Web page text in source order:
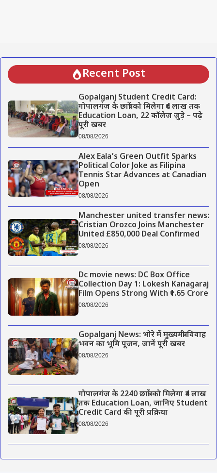
Recent Post
Gopalganj Student Credit Card:
गोपालगंज के छात्रों को मिलेगा ₹4 लाख तक
Education Loan, 22 कॉलेज जुड़े – पढ़े
पूरी खबर
08/08/2026
Alex Eala’s Green Outfit Sparks
Political Color Joke as Filipina
Tennis Star Advances at Canadian
Open
08/08/2026
Manchester united transfer news:
Cristian Orozco Joins Manchester
United £850,000 Deal Confirmed
08/08/2026
Dc movie news: DC Box Office
Collection Day 1: Lokesh Kanagaraj
Film Opens Strong With ₹1.65 Crore
08/08/2026
Gopalganj News: भोरे में मुख्यमंत्री विवाह
भवन का भूमि पूजन, जानें पूरी खबर
08/08/2026
गोपालगंज के 2240 छात्रों को मिलेगा ₹4 लाख
तक Education Loan, जानिए Student
Credit Card की पूरी प्रक्रिया
08/08/2026